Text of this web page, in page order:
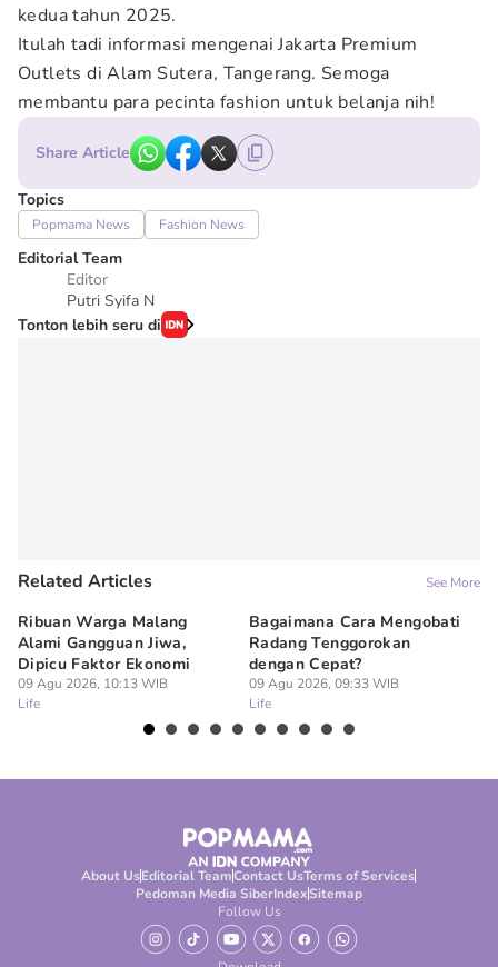
kedua tahun 2025.
Itulah tadi informasi mengenai Jakarta Premium
Outlets di Alam Sutera, Tangerang. Semoga
membantu para pecinta fashion untuk belanja nih!
Share Article
Topics
Popmama News Fashion News
Editorial Team
Editor
Putri Syifa N
Tonton lebih seru di
Related Articles See More
Ribuan Warga Malang
Alami Gangguan Jiwa,
Dipicu Faktor Ekonomi
09 Agu 2026, 10:13 WIB
Life
Bagaimana Cara Mengobati
Radang Tenggorokan
dengan Cepat?
09 Agu 2026, 09:33 WIB
Life
About UsEditorial TeamContact UsTerms of Services
Pedoman Media SiberIndexSitemap
Follow Us